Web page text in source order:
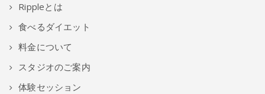
Rippleとは
食べるダイエット
料金について
スタジオのご案内
体験セッション